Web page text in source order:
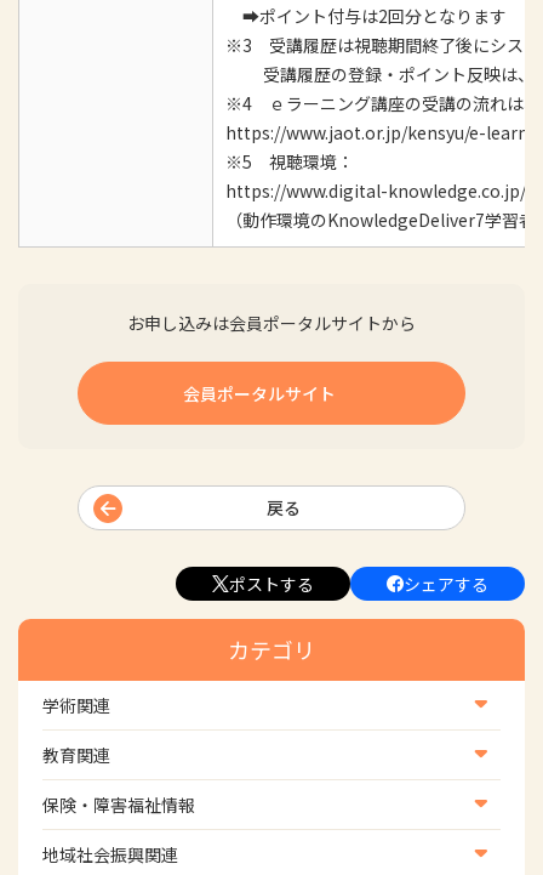
➡ポイント付与は2回分となります
※3 受講履歴は視聴期間終了後にシステ
受講履歴の登録・ポイント反映は、
※4 ｅラーニング講座の受講の流れは、
https://www.jaot.or.jp/kensyu/e-
※5 視聴環境：
https://www.digital-knowledge.co.jp/
（動作環境のKnowledgeDeliver7学習者
お申し込みは会員ポータルサイトから
会員ポータルサイト
戻る
ポストする シェアする
カテゴリ
学術関連
学術・研究
学会
学術誌
教育関連
養成教育
生涯教育
保険・障害福祉情報
医療保険情報
地域社会振興関連